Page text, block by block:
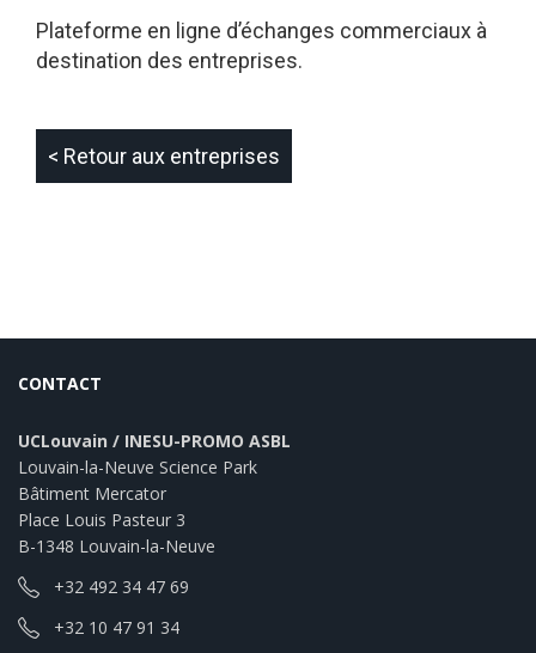
Plateforme en ligne d’échanges commerciaux à
destination des entreprises.
< Retour aux entreprises
CONTACT
UCLouvain / INESU-PROMO ASBL
Louvain-la-Neuve Science Park
Bâtiment Mercator
Place Louis Pasteur 3
B-1348 Louvain-la-Neuve
+32 492 34 47 69
+32 10 47 91 34